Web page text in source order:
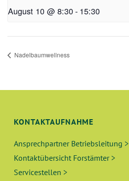
August 10 @ 8:30- 15:30
Nadelbaumwellness
KONTAKTAUFNAHME
Ansprechpartner Betriebsleitung >
Kontaktübersicht Forstämter >
Servicestellen >